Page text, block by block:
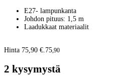
E27- lampunkanta
Johdon pituus: 1,5 m
Laadukkaat materiaalit
Hinta 75,90 €. 75,90
2 kysymystä